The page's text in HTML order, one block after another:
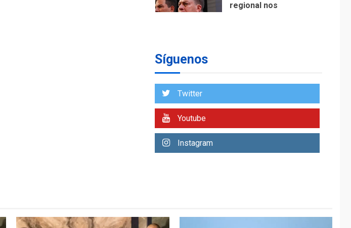
regional nos
1
ÚLTIMA HORA
operaciones de carga
Aeropuerto de
Síguenos
Twitter
Youtube
Instagram